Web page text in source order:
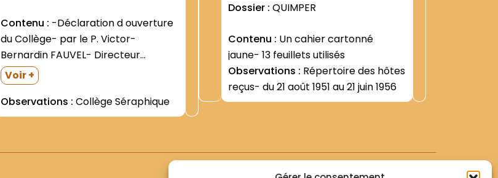
Contenu :
du Collège- par le P. Victor-
Bernardin FAUVEL- Directeur
(septembre 1895) -Travaux
effectués au Collège: liste- avec
coût de chaque opération (février
1897) -Liste d élèves -Relations avec
reçues) =Interdiction absolue d
Voir +
Observations : Collège Séraphique
Dossier : QUIMPER
Contenu :
jaune- 13 feuillets utilisés
Observations : Répertoire des hôtes
reçus- du 21 août 1951 au 21 juin 1956
année-